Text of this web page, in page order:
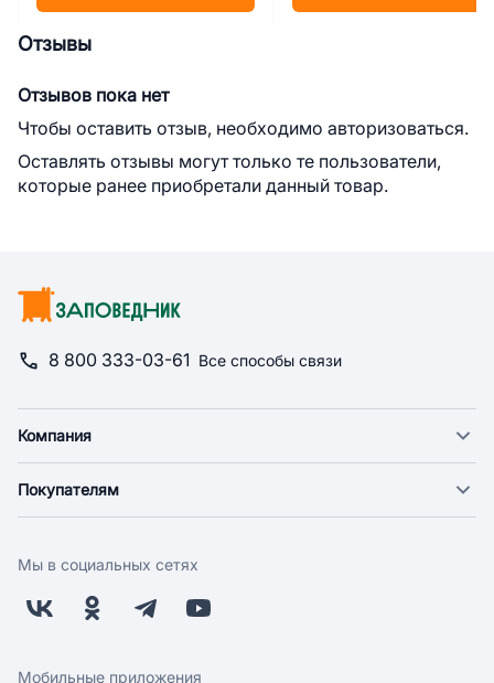
Отзывы
Отзывов пока нет
Чтобы оставить отзыв, необходимо авторизоваться.
Оставлять отзывы могут только те пользователи,
которые ранее приобретали данный товар.
8 800 333-03-61 Все способы связи
Компания
Новости
Поставщикам
Заводчикам
Обратная связь
Покупателям
Оплата
Бонусная программа
Скидки и акции
Мы в социальных сетях
Мобильные приложения